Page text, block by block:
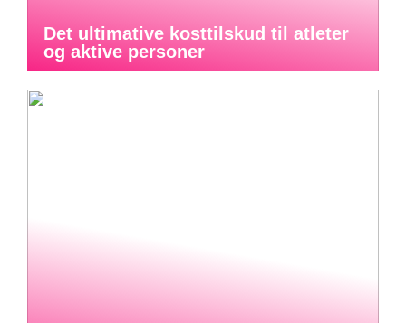
Det ultimative kosttilskud til atleter
og aktive personer